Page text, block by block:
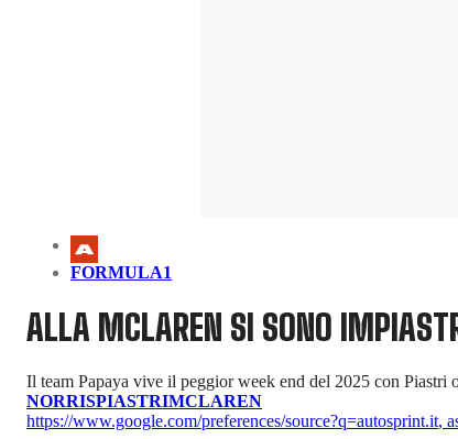
FORMULA1
ALLA MCLAREN SI SONO
Il team Papaya vive il peggior week end del 2025 con Piastri
NORRISPIASTRIMCLAREN
https://www.google.com/preferences/source?q=autosprint.it,